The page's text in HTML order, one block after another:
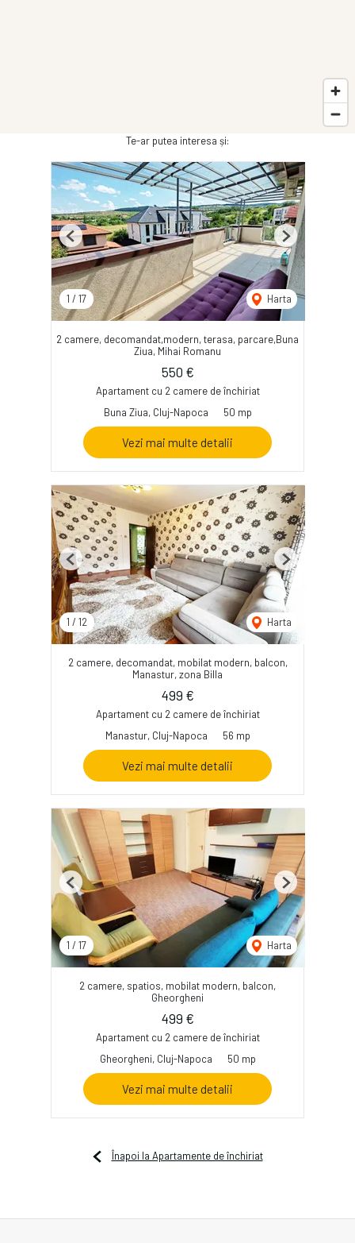
Te-ar putea interesa și:
1 / 17 Harta
Previous Next
2 camere, decomandat,modern, terasa, parcare,Buna
Ziua, Mihai Romanu
550 €
Apartament cu 2 camere de închiriat
Buna Ziua, Cluj-Napoca
50 mp
Vezi mai multe detalii
1 / 12 Harta
Previous Next
2 camere, decomandat, mobilat modern, balcon,
Manastur, zona Billa
499 €
Apartament cu 2 camere de închiriat
Manastur, Cluj-Napoca
56 mp
Vezi mai multe detalii
1 / 17 Harta
Previous Next
2 camere, spatios, mobilat modern, balcon,
Gheorgheni
499 €
Apartament cu 2 camere de închiriat
Gheorgheni, Cluj-Napoca
50 mp
Vezi mai multe detalii
Înapoi la Apartamente de închiriat